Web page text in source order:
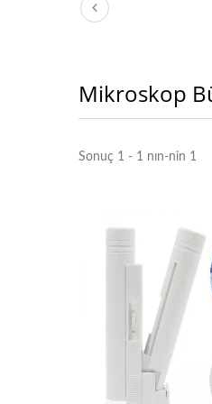
Mikroskop
Sonuç 1 - 1 nın-nin 1